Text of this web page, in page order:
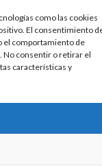
como las cookies
El consentimiento
el comportamiento de
No consentir o retirar el
características y
para
el
que
la